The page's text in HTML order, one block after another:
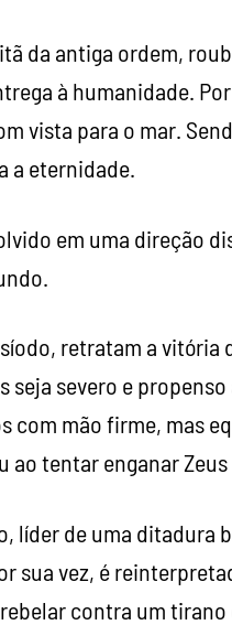
da antiga ordem,
à humanidade.
vista para o mar.
a eternidade.
em uma direção
retratam a
severo e
com mão firme, mas
tentar enganar
líder de uma ditadura
sua vez, é
contra um tirano